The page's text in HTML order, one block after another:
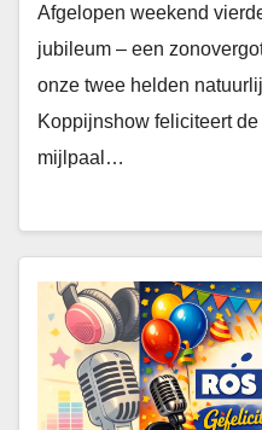
Afgelopen weekend
jubileum – een
onze twee helden
Koppijnshow feliciteert
mijlpaal…